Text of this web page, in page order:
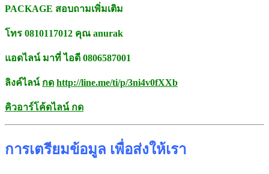
PACKAGE สอบถามเพิ่มเติม
โทร 0810117012 คุณ anurak
แอดไลน์ มาที่ ไอดี 0806587001
ลิงค์ไลน์ กด http://line.me/ti/p/3ni4v0fXXb
คิวอาร์โค้ดไลน์ กด
การเตรียมข้อมูล เพื่อส่งให้เรา